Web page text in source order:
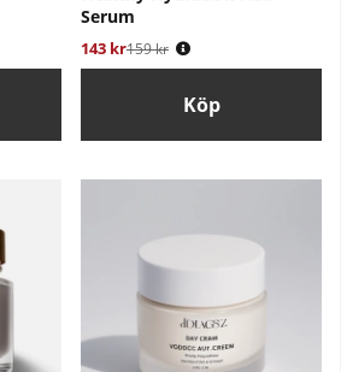
Serum
143 kr
Ordinarie pris:
159 kr
Köp